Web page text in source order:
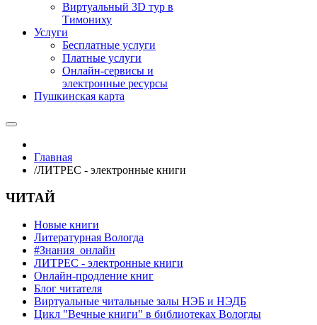
Виртуальный 3D тур в
Тимониху
Услуги
Бесплатные услуги
Платные услуги
Онлайн-сервисы и
электронные ресурсы
Пушкинская карта
Главная
/ЛИТРЕС - электронные книги
ЧИТАЙ
Новые книги
Литературная Вологда
#Знания_онлайн
ЛИТРЕС - электронные книги
Онлайн-продление книг
Блог читателя
Виртуальные читальные залы НЭБ и НЭДБ
Цикл "Вечные книги" в библиотеках Вологды